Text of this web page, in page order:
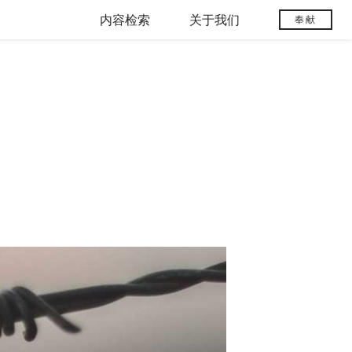
内容检索 关于我们 奉献